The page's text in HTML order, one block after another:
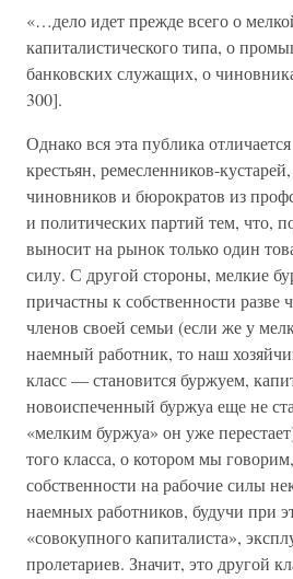
«…дело идет прежде всего о
капиталистического типа, о
банковских служащих, о
300].
Однако вся эта публика
крестьян, ремесленников-
чиновников и бюрократов из
и политических партий тем, что,
выносит на рынок только один
силу. С другой стороны, мелкие
причастны к собственности разве
членов своей семьи (если же у
наемный работник, то наш
класс — становится буржуем,
новоиспеченный буржуа еще не
«мелким буржуа» он уже
того класса, о котором мы
собственности на рабочие силы
наемных работников, будучи при
«совокупного капиталиста»,
пролетариев. Значит, это другой